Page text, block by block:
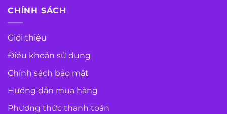
CHÍNH SÁCH
Giới thiệu
Điều khoản sử dụng
Chính sách bảo mật
Hướng dẫn mua hàng
Phương thức thanh toán